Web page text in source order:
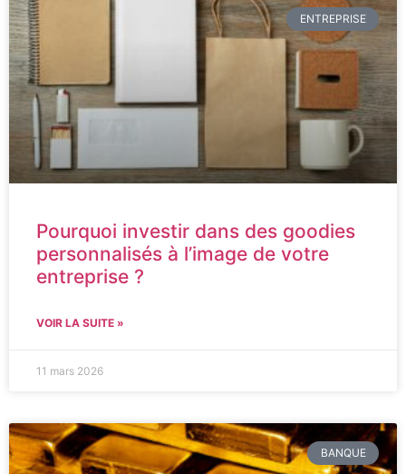
ENTREPRISE
Pourquoi investir dans des goodies
personnalisés à l’image de votre
entreprise ?
VOIR LA SUITE »
11 mars 2026
BANQUE